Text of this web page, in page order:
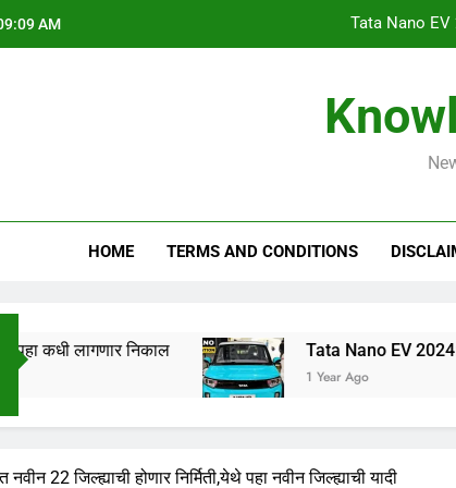
AM Tata Nano EV
HOME TERMS AND CONDITIONS
निकाल Tata Nano EV 2024:आता फक्त 1
1 Year Ago
नवीन 22 जिल्ह्याची होणार निर्मिती,येथे पहा नवीन जिल्ह्याची यादी